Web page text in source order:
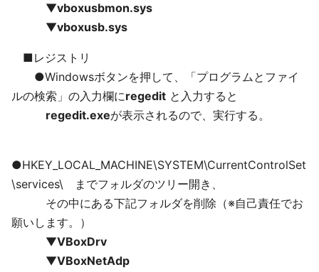
▼vboxusbmon.sys
▼vboxusb.sys
■レジストリ
●Windowsボタンを押して、「プログラムとファイ
ルの検索」の入力欄にregedit と入力すると
regedit.exeが表示されるので、実行する。
●HKEY_LOCAL_MACHINE\SYSTEM\CurrentControlSet
\services\ までフォルダのツリー開き、
その中にある下記フォルダを削除（※自己責任でお
願いします。）
▼VBoxDrv
▼VBoxNetAdp